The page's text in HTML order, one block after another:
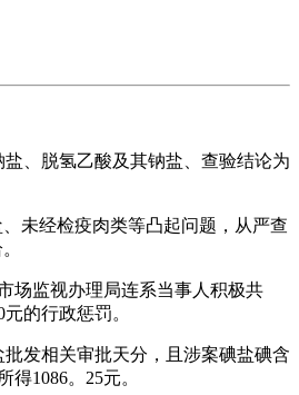
、脱氢乙酸及其钠盐、查验结论为
未经检疫肉类等凸起问题，从严查
场监视办理局连系当事人积极共
的行政惩罚。
发相关审批天分，且涉案碘盐碘含
1086。25元。